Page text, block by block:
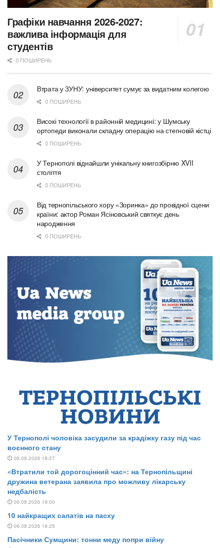
Графіки навчання 2026-2027:
важлива інформація для
студентів
0 ПОШИРЕНЬ
Втрата у ЗУНУ: університет сумує за видатним колегою
0 ПОШИРЕНЬ
Високі технології в районній медицині: у Шумську
ортопеди виконали складну операцію на стегновій кістці
0 ПОШИРЕНЬ
У Тернополі віднайшли унікальну книгозбірню XVII
століття
0 ПОШИРЕНЬ
Від тернопільського хору «Зоринка» до провідної сцени
країни: актор Роман Ясіновський святкує день
народження
0 ПОШИРЕНЬ